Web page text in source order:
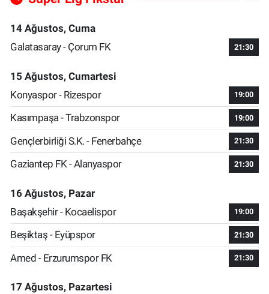
14 Ağustos, Cuma
Galatasaray - Çorum FK
21:30
15 Ağustos, Cumartesi
Konyaspor - Rizespor
19:00
Kasımpaşa - Trabzonspor 19:00
Gençlerbirliği S.K. - Fenerbahçe 21:30
Gaziantep FK - Alanyaspor 21:30
16 Ağustos, Pazar
Başakşehir - Kocaelispor
19:00
Beşiktaş - Eyüpspor 21:30
Amed - Erzurumspor FK 21:30
17 Ağustos, Pazartesi